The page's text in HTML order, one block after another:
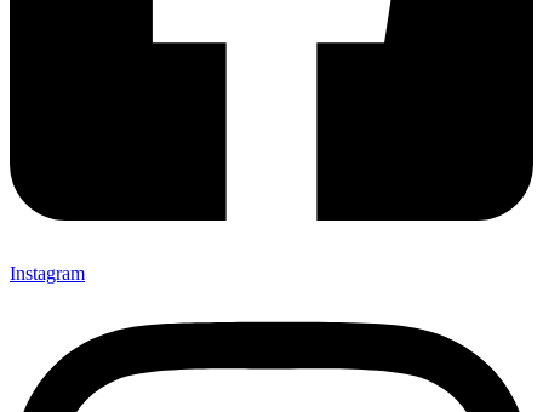
Instagram